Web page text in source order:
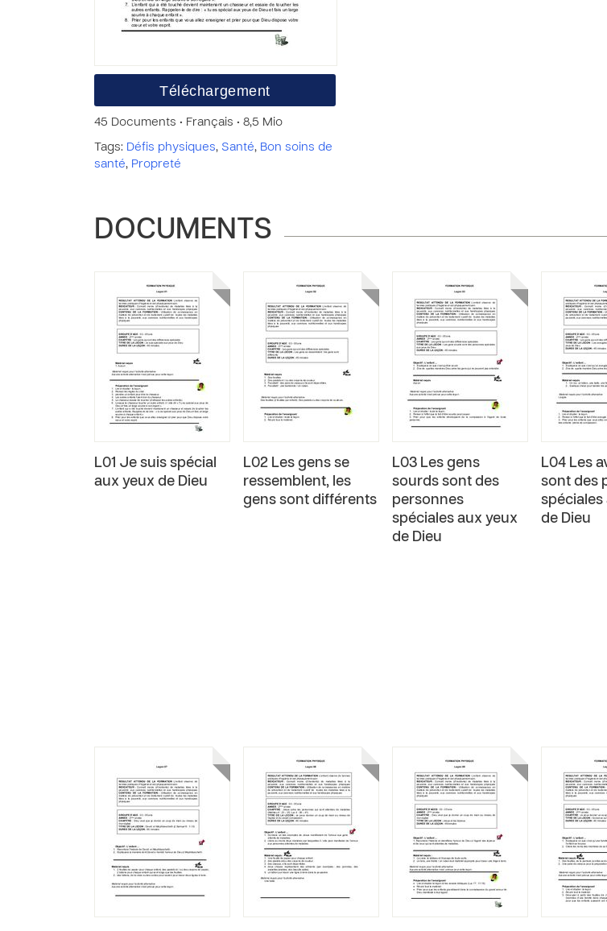
Téléchargement
45 Documents • Français • 8,5 Mio
Tags: Défis physiques, Santé, Bon soins de
santé, Propreté
DOCUMENTS
L01 Je suis spécial
aux yeux de Dieu
L02 Les gens se
ressemblent, les
gens sont différents
L03 Les gens
sourds sont des
personnes
spéciales aux yeux
de Dieu
L04 Les
sont des
spéciales
de Dieu